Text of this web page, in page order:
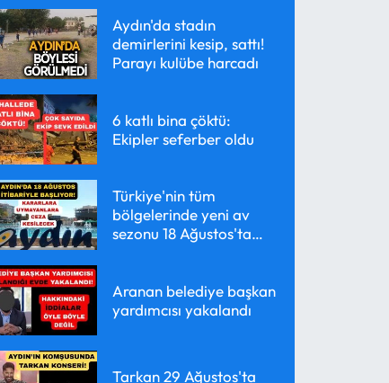
Aydın'da stadın
demirlerini kesip, sattı!
Parayı kulübe harcadı
6 katlı bina çöktü:
Ekipler seferber oldu
Türkiye'nin tüm
bölgelerinde yeni av
sezonu 18 Ağustos'ta
Aranan belediye başkan
yardımcısı yakalandı
Tarkan 29 Ağustos'ta